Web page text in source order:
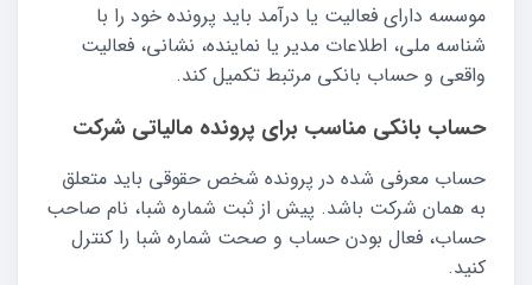
موسسه دارای فعالیت یا درآمد باید پرونده خود را با
شناسه ملی، اطلاعات مدیر یا نماینده، نشانی، فعالیت
واقعی و حساب بانکی مرتبط تکمیل کند.
حساب بانکی مناسب برای پرونده مالیاتی شرکت
حساب معرفی شده در پرونده شخص حقوقی باید متعلق
به همان شرکت باشد. پیش از ثبت شماره شبا، نام صاحب
حساب، فعال بودن حساب و صحت شماره شبا را کنترل
کنید.